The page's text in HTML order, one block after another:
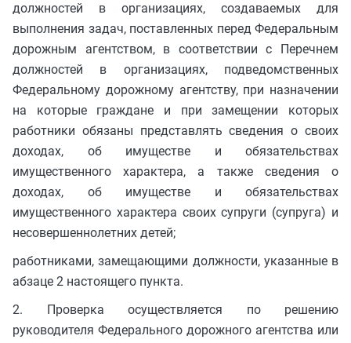
должностей в организациях, создаваемых для
выполнения задач, поставленных перед Федеральным
дорожным агентством, в соответствии с Перечнем
должностей в организациях, подведомственных
Федеральному дорожному агентству, при назначении
на которые граждане и при замещении которых
работники обязаны представлять сведения о своих
доходах, об имуществе и обязательствах
имущественного характера, а также сведения о
доходах, об имуществе и обязательствах
имущественного характера своих супруги (супруга) и
несовершеннолетних детей;
работниками, замещающими должности, указанные в
абзаце 2 настоящего пункта.
2. Проверка осуществляется по решению
руководителя Федерального дорожного агентства или